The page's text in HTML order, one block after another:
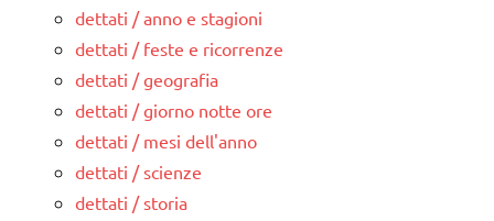
dettati / anno e stagioni
dettati / feste e ricorrenze
dettati / geografia
dettati / giorno notte ore
dettati / mesi dell'anno
dettati / scienze
dettati / storia